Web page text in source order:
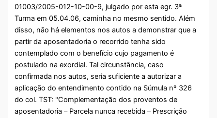
01003/2005-012-10-00-9, julgado por esta egr. 3ª
Turma em 05.04.06, caminha no mesmo sentido. Além
disso, não há elementos nos autos a demonstrar que a
partir da aposentadoria o recorrido tenha sido
contemplado com o benefício cujo pagamento é
postulado na exordial. Tal circunstância, caso
confirmada nos autos, seria suficiente a autorizar a
aplicação do entendimento contido na Súmula nº 326
do col. TST: "Complementação dos proventos de
aposentadoria – Parcela nunca recebida – Prescrição